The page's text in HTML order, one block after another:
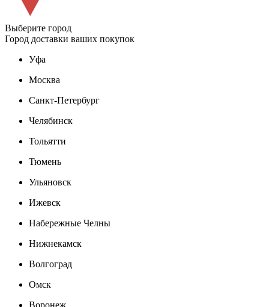
Выберите город
Город доставки ваших покупок
Уфа
Москва
Санкт-Петербург
Челябинск
Тольятти
Тюмень
Ульяновск
Ижевск
Набережные Челны
Нижнекамск
Волгоград
Омск
Воронеж